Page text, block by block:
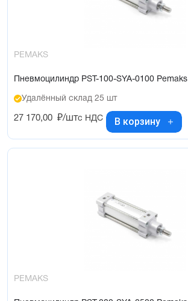
PEMAKS
Пневмоцилиндр PST-100-SYA-0100 Pemaks
Удалённый склад 25 шт
27 170,00 ₽/штс НДС В корзину
PEMAKS